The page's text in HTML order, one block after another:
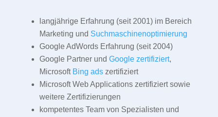
langjährige Erfahrung (seit 2001) im Bereich
Marketing und Suchmaschinenoptimierung
Google AdWords Erfahrung (seit 2004)
Google Partner und Google zertifiziert,
Microsoft Bing adszertifiziert
Microsoft Web Applications zertifiziert sowie
weitere Zertifizierungen
kompetentes Team von Spezialisten und